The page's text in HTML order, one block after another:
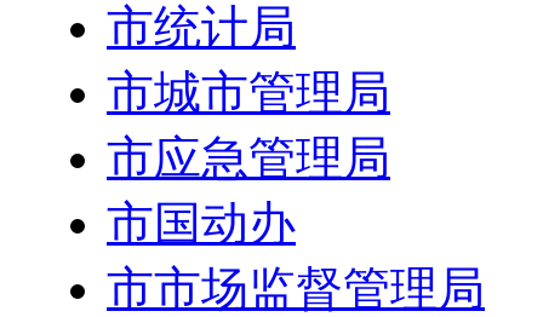
市统计局
市城市管理局
市应急管理局
市国动办
市市场监督管理局